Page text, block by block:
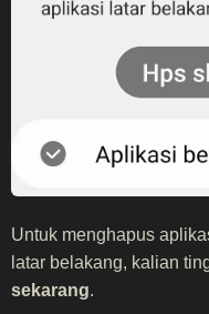
Untuk menghapus
latar belakang, kalian
sekarang.